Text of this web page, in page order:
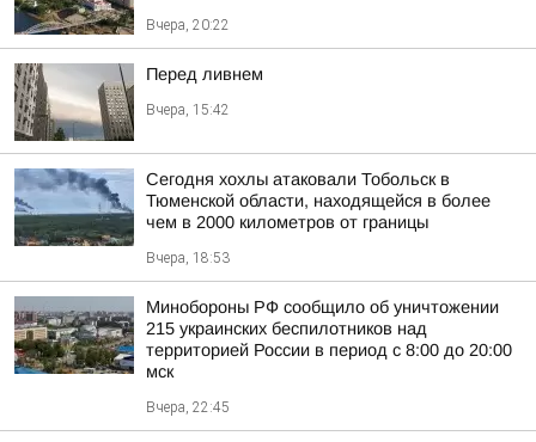
Вчера, 20:22
Перед ливнем
Вчера, 15:42
Сегодня хохлы атаковали Тобольск в
Тюменской области, находящейся в более
чем в 2000 километров от границы
Вчера, 18:53
Минобороны РФ сообщило об уничтожении
215 украинских беспилотников над
территорией России в период с 8:00 до 20:00
мск
Вчера, 22:45